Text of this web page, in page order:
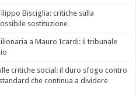
Bisciglia: critiche sulla
sostituzione
a Mauro Icardi: il tribunale
critiche social: il duro sfogo contro
che continua a dividere